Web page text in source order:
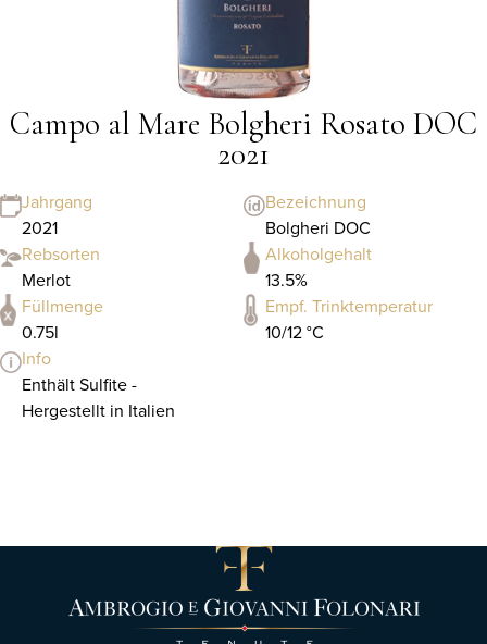
Campo al Mare Bolgheri Rosato DOC
2021
Jahrgang
2021
Bezeichnung
Bolgheri DOC
Rebsorten
Merlot
Alkoholgehalt
13.5%
Füllmenge
0.75l
Empf. Trinktemperatur
10/12 °C
Info
Enthält Sulfite -
Hergestellt in Italien